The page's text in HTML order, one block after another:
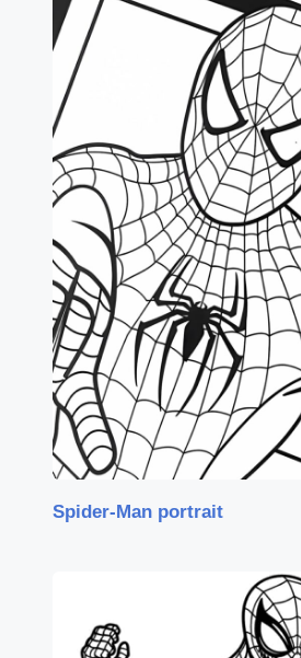
Spider-Man portrait